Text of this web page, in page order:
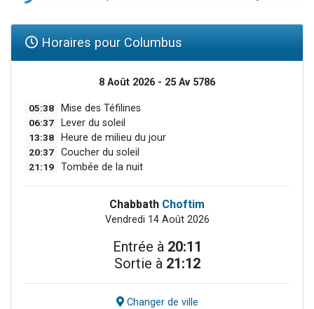
Horaires pour Columbus
8 Août 2026 - 25 Av 5786
05:38 Mise des Téfilines
06:37 Lever du soleil
13:38 Heure de milieu du jour
20:37 Coucher du soleil
21:19 Tombée de la nuit
Chabbath Choftim
Vendredi 14 Août 2026
Entrée à 20:11
Sortie à 21:12
Changer de ville